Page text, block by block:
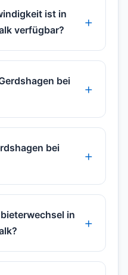
ist in
verfügbar?
bei
bei
in